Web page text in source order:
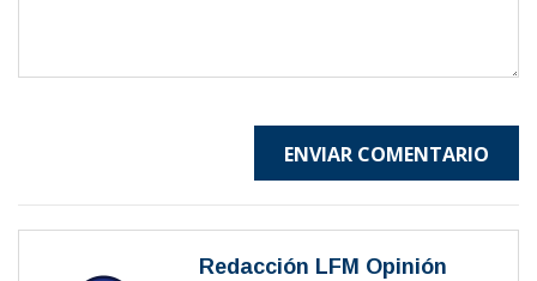
ENVIAR COMENTARIO
Redacción LFM Opinión